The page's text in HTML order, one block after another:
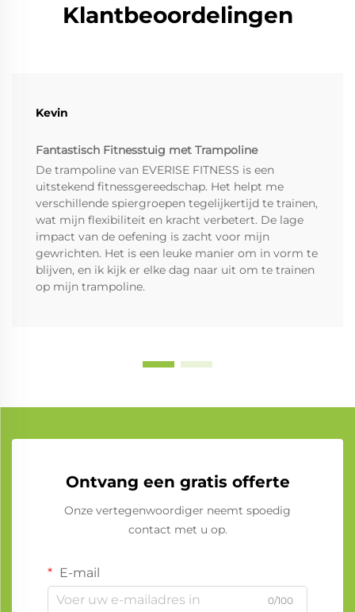
Klantbeoordelingen
Kevin
Fantastisch Fitnesstuig met Trampoline
De trampoline van EVERISE FITNESS is een
uitstekend fitnessgereedschap. Het helpt me
verschillende spiergroepen tegelijkertijd te trainen,
wat mijn flexibiliteit en kracht verbetert. De lage
impact van de oefening is zacht voor mijn
gewrichten. Het is een leuke manier om in vorm te
blijven, en ik kijk er elke dag naar uit om te trainen
op mijn trampoline.
Ontvang een gratis offerte
Onze vertegenwoordiger neemt spoedig
contact met u op.
E-mail
0/100